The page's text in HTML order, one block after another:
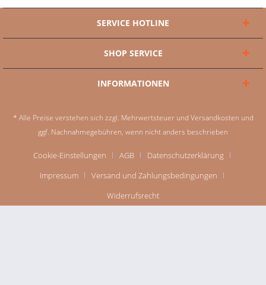
SERVICE HOTLINE
SHOP SERVICE
INFORMATIONEN
* Alle Preise verstehen sich zzgl. Mehrwertsteuer und Versandkosten und
ggf. Nachnahmegebühren, wenn nicht anders beschrieben
Cookie-Einstellungen AGB
Datenschutzerklärung
Impressum
Versand und Zahlungsbedingungen
Widerrufsrecht